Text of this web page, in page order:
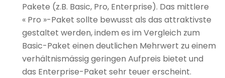
Pakete (z.B. Basic, Pro, Enterprise). Das mittlere
« Pro »-Paket sollte bewusst als das attraktivste
gestaltet werden, indem es im Vergleich zum
Basic-Paket einen deutlichen Mehrwert zu einem
verhältnismässig geringen Aufpreis bietet und
das Enterprise-Paket sehr teuer erscheint.